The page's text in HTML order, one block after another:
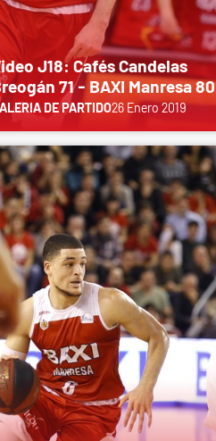
J18: Cafés Candelas
71 - BAXI Manresa 80
DE PARTIDO26 Enero 2019